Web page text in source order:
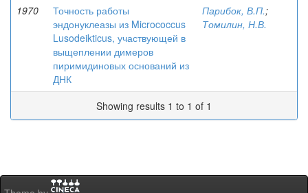
1970
Точность работы
эндонуклеазы из Micrococcus
Lusodeikticus, участвующей в
выщеплении димеров
пиримидиновых оснований из
ДНК
Парибок, В.П.;
Томилин, Н.В.
Showing results 1 to 1 of 1